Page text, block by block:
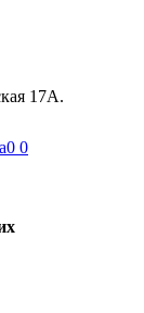
17А.
0 0